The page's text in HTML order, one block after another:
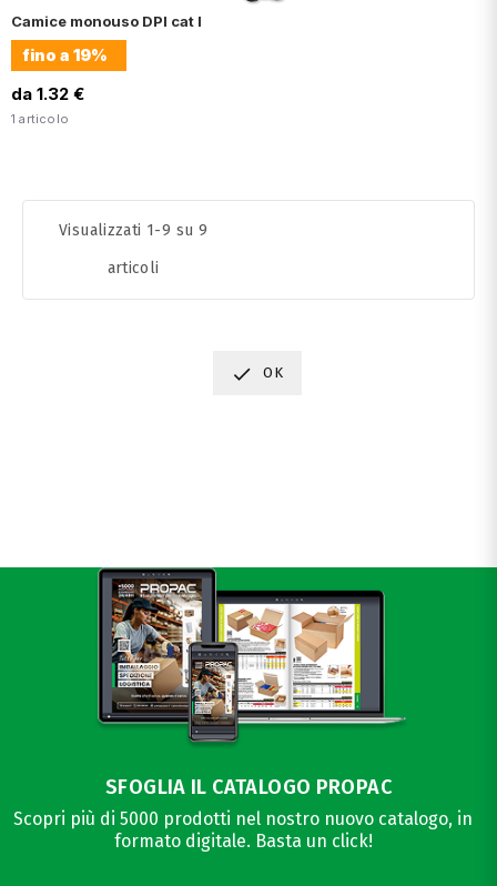
Camice monouso DPI cat I
fino a 19%
da 1.32 €
1 articolo
Visualizzati 1-9 su 9
articoli
 OK
SFOGLIA IL CATALOGO PROPAC
Scopri più di 5000 prodotti nel nostro nuovo catalogo, in
formato digitale. Basta un click!